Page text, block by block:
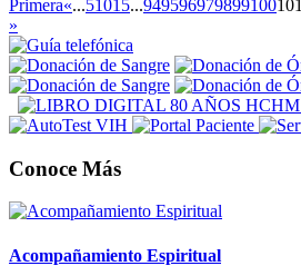
Primera«...51015...949596979899100101
»
Conoce Más
Acompañamiento Espiritual